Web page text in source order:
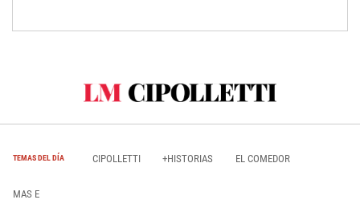
TEMAS DEL DÍA CIPOLLETTI +HISTORIAS EL COMEDOR
MAS E